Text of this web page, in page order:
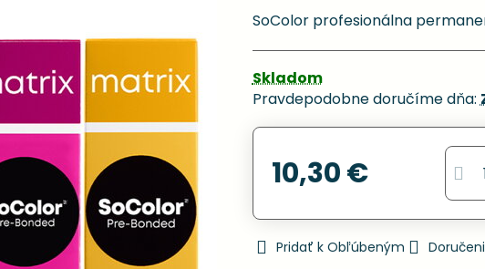
SoColor profesionálna
Skladom
Pravdepodobne doručíme dňa:
10,30 €
Pridať k Obľúbeným